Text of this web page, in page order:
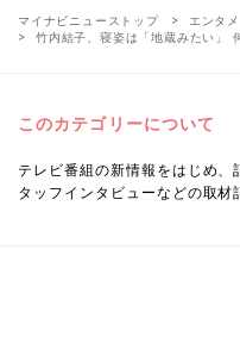
マイナビニューストップ エンタメ
竹内結子、寝姿は「地蔵みたい」
このカテゴリーについて
テレビ番組の新情報をはじめ、
タッフインタビューなどの取材